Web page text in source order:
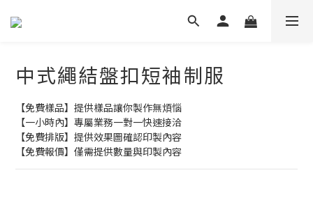
中式繩結盤扣短袖制服
【免費樣品】提供樣品讓你製作無煩惱
【一小時內】專屬業務一對一快速接洽
【免費排版】提供效果圖確認印製內容
【免費報價】僅需提供數量與印製內容